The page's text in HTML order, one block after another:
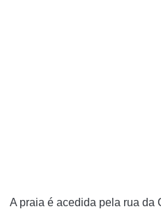
A praia é acedida pela rua da